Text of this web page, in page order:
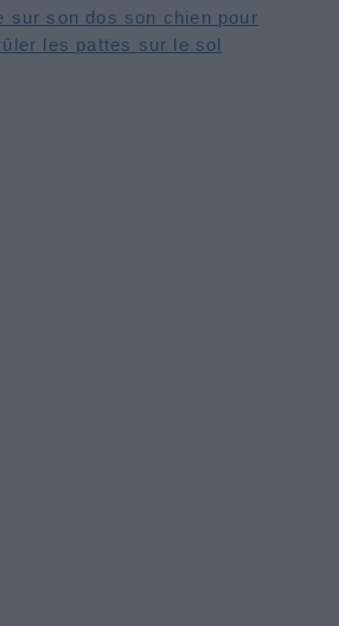
sur son dos son chien pour
les pattes sur le sol